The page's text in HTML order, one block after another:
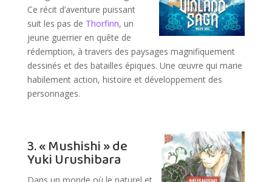
Ce récit d’aventure puissant
suit les pas de Thorfinn, un
jeune guerrier en quête de
rédemption, à travers des paysages magnifiquement
dessinés et des batailles épiques. Une œuvre qui marie
habilement action, histoire et développement des
personnages.
3. « Mushishi » de
Yuki Urushibara
Dans un monde où le naturel et